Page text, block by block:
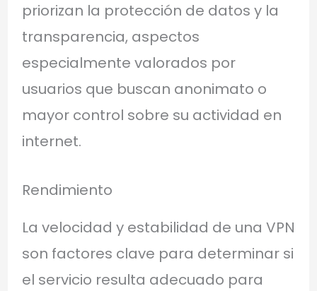
priorizan la protección de datos y la
transparencia, aspectos
especialmente valorados por
usuarios que buscan anonimato o
mayor control sobre su actividad en
internet.
Rendimiento
La velocidad y estabilidad de una VPN
son factores clave para determinar si
el servicio resulta adecuado para